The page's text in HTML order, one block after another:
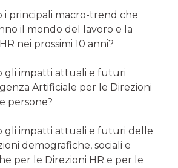
i principali macro-trend che
il mondo del lavoro e la
nei prossimi 10 anni?
gli impatti attuali e futuri
Artificiale per le Direzioni
persone?
gli impatti attuali e futuri delle
demografiche, sociali e
per le Direzioni HR e per le